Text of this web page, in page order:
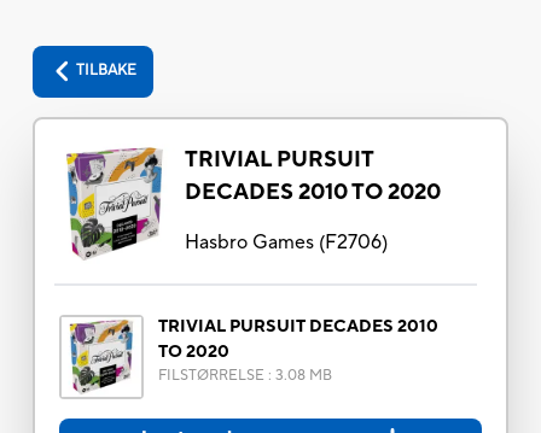
TILBAKE
TRIVIAL PURSUIT
DECADES 2010 TO 2020
Hasbro Games(F2706)
TRIVIAL PURSUIT DECADES 2010
TO 2020
FILSTØRRELSE : 3.08 MB